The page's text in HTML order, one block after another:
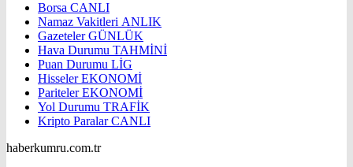
Borsa CANLI
Namaz Vakitleri ANLIK
GazetelerGÜNLÜK
Hava Durumu TAHMİNİ
Puan Durumu LİG
HisselerEKONOMİ
ParitelerEKONOMİ
Yol Durumu TRAFİK
Kripto ParalarCANLI
haberkumru.com.tr